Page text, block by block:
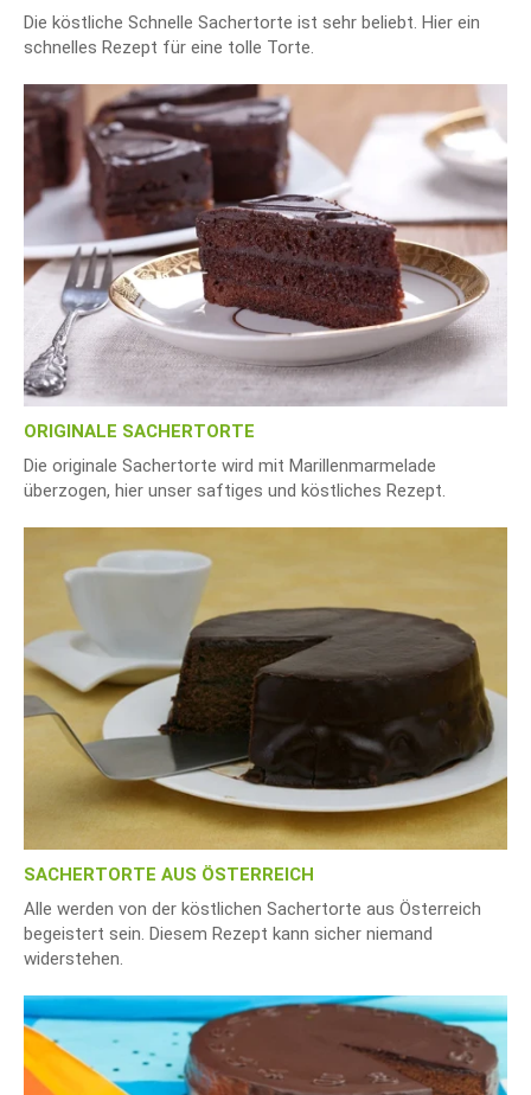
Die köstliche Schnelle Sachertorte ist sehr beliebt. Hier ein
schnelles Rezept für eine tolle Torte.
ORIGINALE SACHERTORTE
Die originale Sachertorte wird mit Marillenmarmelade
überzogen, hier unser saftiges und köstliches Rezept.
SACHERTORTE AUS ÖSTERREICH
Alle werden von der köstlichen Sachertorte aus Österreich
begeistert sein. Diesem Rezept kann sicher niemand
widerstehen.